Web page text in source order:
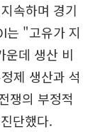
속하며 경기
는 "고유가 지
운데 생산 비
제 생산과 석
쟁의 부정적
단했다.